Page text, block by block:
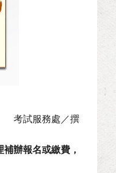
考試服務處／撰
補辦報名或繳費，